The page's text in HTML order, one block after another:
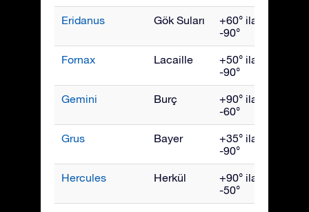
Eridanus Gök Suları
+60° ila
-90°
Fornax Lacaille
+50° ila
-90°
Gemini Burç
+90° ila
-60°
Grus Bayer
+35° ila
-90°
Hercules Herkül
+90° ila
-50°